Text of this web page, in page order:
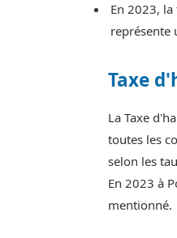
En 2023,
représente
Taxe
La Taxe
toutes les
selon les
En 2023 à
mentionné.